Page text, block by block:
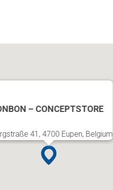
– CONCEPTSTORE
41, 4700 Eupen, Belgium